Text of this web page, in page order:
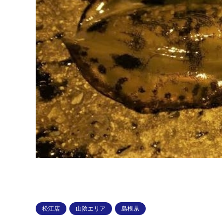
松江店 山陰エリア 島根県